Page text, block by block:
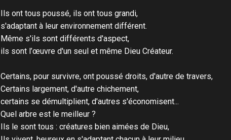
Ils ont tous poussé, ils ont tous grandi,
s'adaptant à leur environnement différent.
Même s'ils sont différents d'aspect,
ils sont l’œuvre d'un seul et même Dieu Créateur.
Certains, pour survivre, ont poussé droits, d'autre de travers,
Certains largement, d'autre chichement,
certains se démultiplient, d'autres s'économisent...
Quel arbre est le meilleur ?
Ils le sont tous : créatures bien aimées de Dieu,